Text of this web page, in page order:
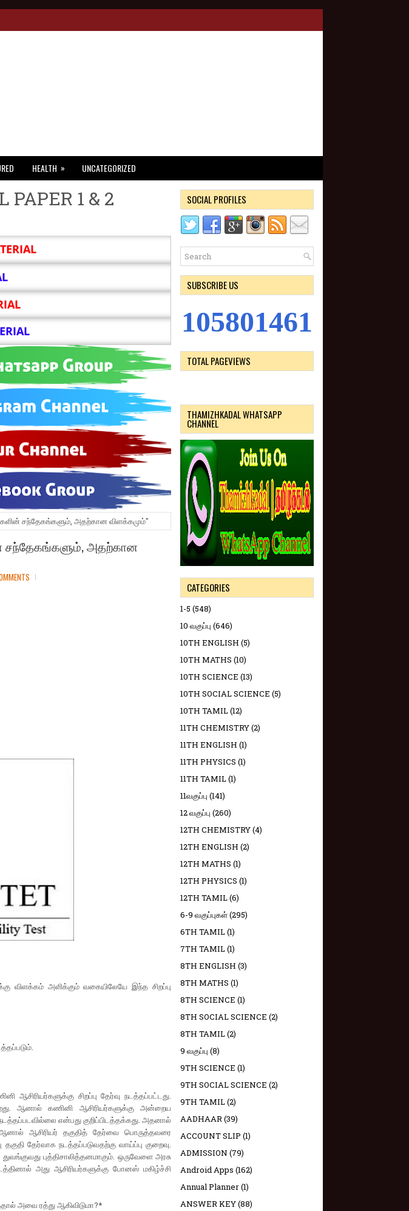
HEALTH » UNCATEGORIZED
PAPER 1 & 2
சந்தேகங்களும், அதற்கான விளக்கமும்"
சந்தேகங்களும், அதற்கான
விளக்கம் அளிக்கும் வகையிலேயே இந்த சிறப்பு
சிறப்பு தேர்வு நடத்தப்பட்டது.
ஆனால் கணினி ஆசிரியர்களுக்கு அன்றைய
என்பது குறிப்பிடத்தக்கது. அதனால்
ஆனால் ஆசிரியர் தகுதித் தேர்வை பொருத்தவரை
தேர்வாக நடத்தப்படுவதற்கு வாய்ப்பு குறைவு.
புத்திசாலித்தனமாகும். ஒருவேளை அரசு
அது ஆசிரியர்களுக்கு போனஸ் மகிழ்ச்சி
அவை ரத்து ஆகிவிடுமா?*
SOCIAL PROFILES
SUBSCRIBE US
105801461
TOTAL PAGEVIEWS
THAMIZHKADAL WHATSAPP
CHANNEL
CATEGORIES
1-5 (548)
10 வகுப்பு (646)
10TH ENGLISH (5)
10TH MATHS (10)
10TH SCIENCE (13)
10TH SOCIAL SCIENCE (5)
10TH TAMIL(12)
11TH CHEMISTRY(2)
11TH ENGLISH (1)
11TH PHYSICS (1)
11TH TAMIL(1)
11வகுப்பு (141)
12 வகுப்பு (260)
12TH CHEMISTRY(4)
12TH ENGLISH (2)
12TH MATHS (1)
12TH PHYSICS (1)
12TH TAMIL(6)
6-9 வகுப்புகள்(295)
6TH TAMIL(1)
7TH TAMIL(1)
8TH ENGLISH (3)
8TH MATHS (1)
8TH SCIENCE (1)
8TH SOCIAL SCIENCE (2)
8TH TAMIL(2)
9 வகுப்பு (8)
9TH SCIENCE (1)
9TH SOCIAL SCIENCE (2)
9TH TAMIL(2)
AADHAAR(39)
ACCOUNT SLIP (1)
ADMISSION (79)
Android Apps (162)
Annual Planner(1)
ANSWER KEY(88)